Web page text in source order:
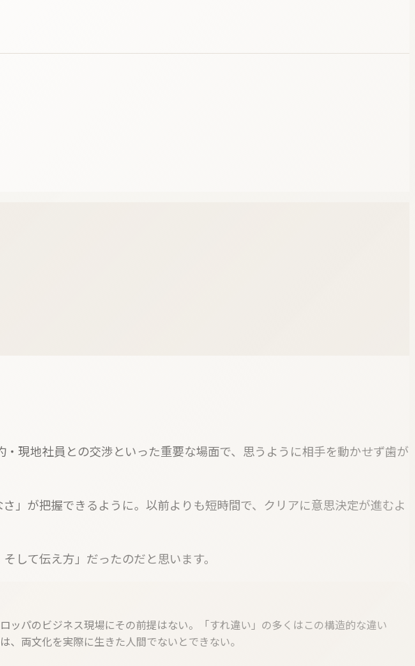
現地社員との交渉といった重要な場面で、思うように相手を動かせず歯が
」が把握できるように。以前よりも短時間で、クリアに意思決定が進むよ
して伝え方」だったのだと思います。
パのビジネス現場にその前提はない。「すれ違い」の多くはこの構造的な違い
両文化を実際に生きた人間でないとできない。